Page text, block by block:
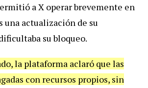
a X operar brevemente en
una actualización de su
su bloqueo.
la plataforma aclaró que las
con recursos propios, sin